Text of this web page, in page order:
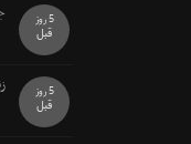
5 روز
قبل
5 روز
قبل